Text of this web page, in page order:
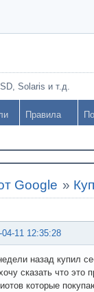
Solaris и т.д.
Правила
Google »
04-11 12:35:28
назад купил
сказать что
которые